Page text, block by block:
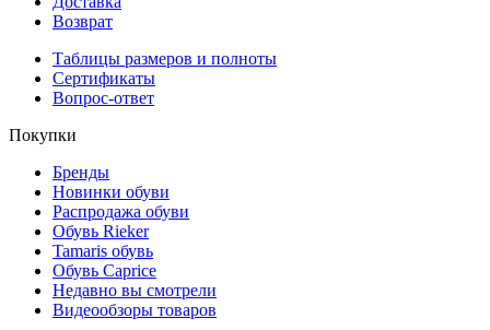
Возврат
Таблицы размеров и полноты
Сертификаты
Вопрос-ответ
Покупки
Бренды
Новинки обуви
Распродажа обуви
Обувь Rieker
Tamaris обувь
Обувь Caprice
Недавно вы смотрели
Видеообзоры товаров